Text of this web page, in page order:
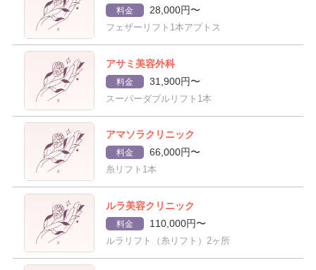
料金 28,000円〜
フェザーリフト1本アプトス
アサミ美容外科
料金 31,900円〜
スーパーダブルリフト1本
アマソラクリニック
料金 66,000円〜
糸リフト1本
ルラ美容クリニック
料金 110,000円〜
ルラリフト（糸リフト）2ヶ所